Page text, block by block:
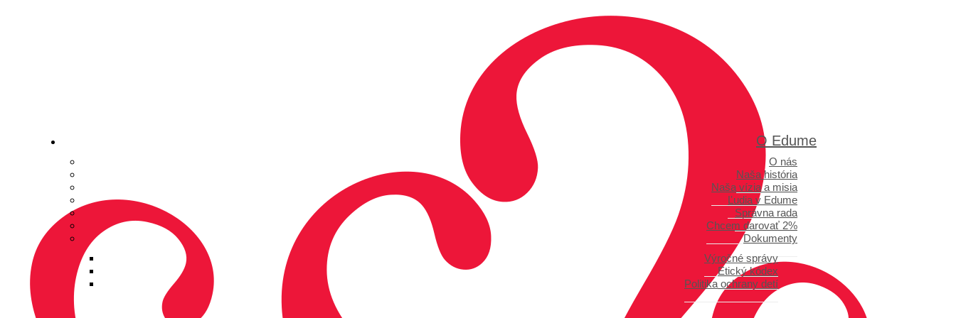
O Edume
O nás
Naša história
Naša vízia a misia
Ľudia v Edume
Správna rada
Chcem darovať 2%
Dokumenty
Výročné správy
Etický kódex
Politika ochrany detí